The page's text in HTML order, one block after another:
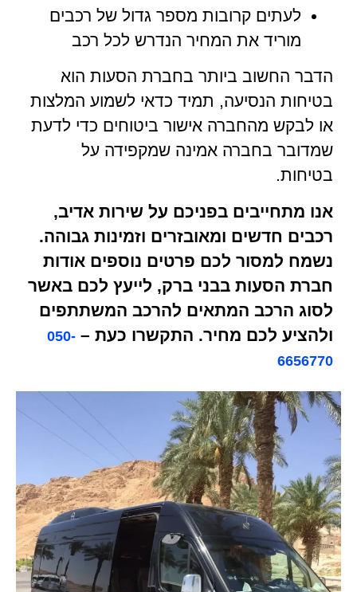
לעתים קרובות מספר גדול של רכבים
מוריד את המחיר הנדרש לכל רכב
הדבר החשוב ביותר בחברת הסעות הוא
בטיחות הנסיעה, תמיד כדאי לשמוע המלצות
או לבקש מהחברה אישור ביטוחים כדי לדעת
שמדובר בחברה אמינה שמקפידה על
בטיחות.
אנו מתחייבים בפניכם על שירות אדיב,
רכבים חדשים ומאובזרים וזמינות גבוהה.
נשמח למסור לכם פרטים נוספים אודות
חברת הסעות בבני ברק, לייעץ לכם באשר
לסוג הרכב המתאים להרכב המשתתפים
ולהציע לכם מחיר. התקשרו כעת – 050-
6656770